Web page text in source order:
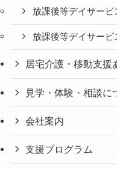
放課後等デイサービ
放課後等デイサービ
居宅介護・移動支援
見学・体験・相談に
会社案内
支援プログラム